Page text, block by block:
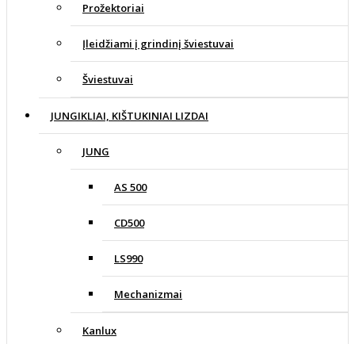
Prožektoriai
Įleidžiami į grindinį šviestuvai
Šviestuvai
JUNGIKLIAI, KIŠTUKINIAI LIZDAI
JUNG
AS 500
CD500
LS990
Mechanizmai
Kanlux